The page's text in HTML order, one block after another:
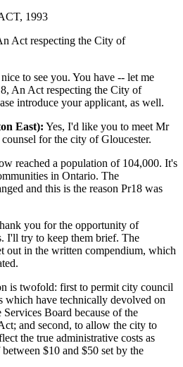
1993
Act respecting the City of
to see you. You have -- let me
An Act respecting the City of
introduce your applicant, as well.
East): Yes, I'd like you to meet Mr
for the city of Gloucester.
reached a population of 104,000. It's
in Ontario. The
and this is the reason Pr18 was
you for the opportunity of
I'll try to keep them brief. The
out in the written compendium, which
is twofold: first to permit city council
which have technically devolved on
Board because of the
and second, to allow the city to
the true administrative costs as
$10 and $50 set by the